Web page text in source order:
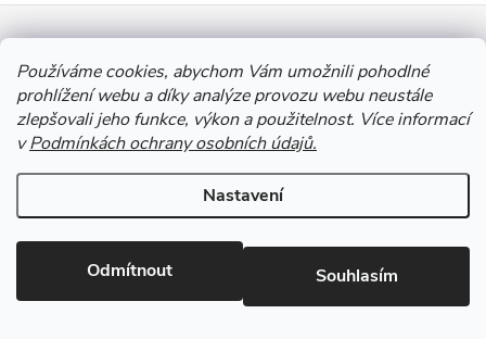
Používáme cookies, abychom Vám umožnili pohodlné
prohlížení webu a díky analýze provozu webu neustále
zlepšovali jeho funkce, výkon a použitelnost. Více informací
vPodmínkách ochrany osobních údajů.
Nastavení
Odmítnout Souhlasím
á
d
a
c
p
r
Z
á
p
a
Výkup Jinočany - výkup barevných kovů a autobaterií
Copyright 2026Autobaterie Jinočany. Všechna práva vyhrazena.Upravit
nastavení cookies